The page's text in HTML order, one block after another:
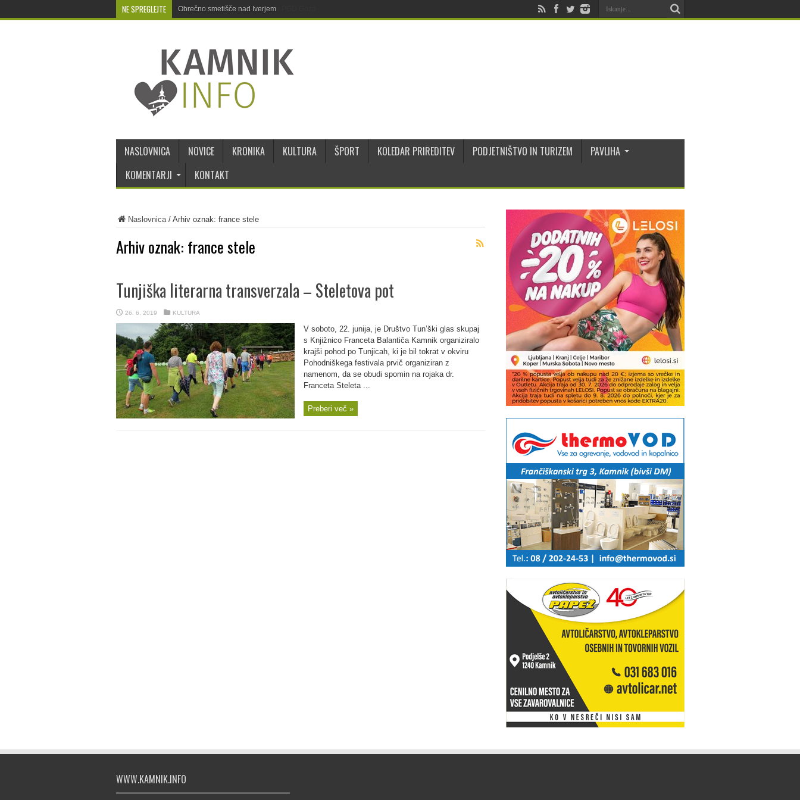
NE SPREGLEJTE Obrečno smetišče nad Iverjem
NASLOVNICA NOVICE KRONIKA KULTURA ŠPORT KOLEDAR PRIREDITEV PODJETNIŠTVO IN TURIZEM
PAVLIHA
KOMENTARJI
KONTAKT
Naslovnica/ Arhiv oznak: france stele
Arhiv oznak: france stele
Tunjiška literarna transverzala – Steletova pot
26. 6. 2019 KULTURA
V soboto, 22. junija, je Društvo Tun’ški glas skupaj
s Knjižnico Franceta Balantiča Kamnik organiziralo
krajši pohod po Tunjicah, ki je bil tokrat v okviru
Pohodniškega festivala prvič organiziran z
namenom, da se obudi spomin na rojaka dr.
Franceta Steleta ...
Preberi več »
WWW.KAMNIK.INFO